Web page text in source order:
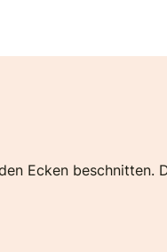
Ecken beschnitten.